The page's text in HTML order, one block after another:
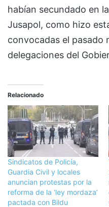
habían secundado en
Jusapol, como hizo
convocadas el pasado
delegaciones del
Relacionado
Sindicatos de Policía,
Guardia Civil y locales
anuncian protestas por la
reforma de la ‘ley mordaza’
pactada con Bildu